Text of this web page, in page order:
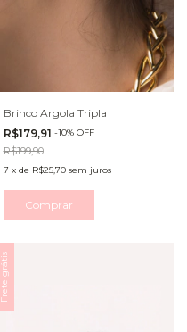
Brinco Argola Tripla
R$179,91 -10% OFF
R$199,90
7 x de R$25,70 sem juros
Comprar
Frete grátis